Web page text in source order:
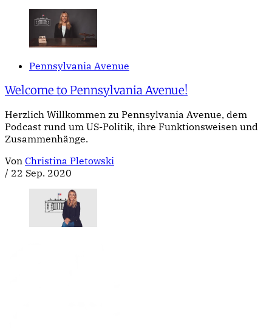
Pennsylvania Avenue
Welcome to Pennsylvania Avenue!
Herzlich Willkommen zu Pennsylvania Avenue, dem
Podcast rund um US-Politik, ihre Funktionsweisen und
Zusammenhänge.
Von Christina Pletowski
/ 22 Sep. 2020